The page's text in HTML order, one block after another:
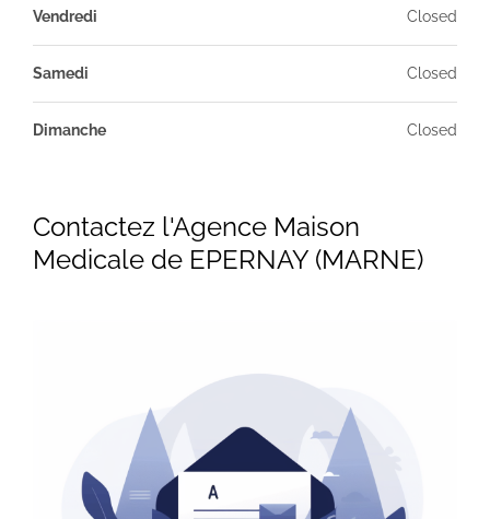
Vendredi Closed
Samedi Closed
Dimanche Closed
Contactez l'Agence Maison
Medicale de EPERNAY (MARNE)